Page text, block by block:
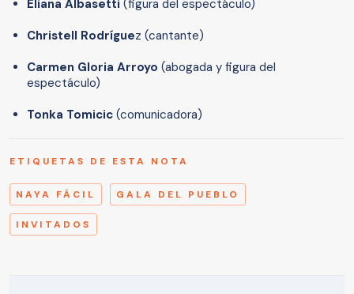
Eliana Albasetti (figura del espectáculo)
Christell Rodríguez (cantante)
Carmen Gloria Arroyo (abogada y figura del
espectáculo)
Tonka Tomicic (comunicadora)
ETIQUETAS DE ESTA NOTA
NAYA FÁCIL GALA DEL PUEBLO
INVITADOS